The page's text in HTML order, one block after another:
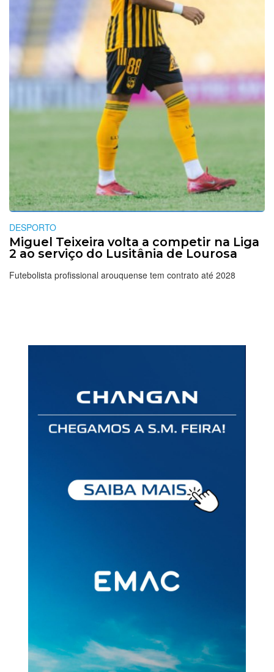
DESPORTO
Miguel Teixeira volta a competir na Liga
2 ao serviço do Lusitânia de Lourosa
Futebolista profissional arouquense tem contrato até 2028